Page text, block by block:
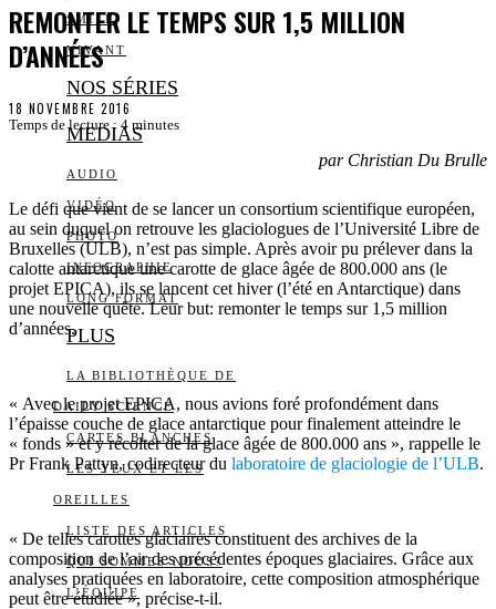
SMILE
VIVANT
NOS SÉRIES
MEDIAS
AUDIO
VIDÉO
PHOTO
INFOGRAPHIE
LONG FORMAT
PLUS
LA BIBLIOTHÈQUE DE
DAILY SCIENCE
CARTES BLANCHES
LES YEUX ET LES
OREILLES
LISTE DES ARTICLES
QUI SOMMES-NOUS?
L’ÉQUIPE
REMONTER LE TEMPS SUR 1,5 MILLION
D’ANNÉES
18 NOVEMBRE 2016
Temps de lecture : 4 minutes
par Christian Du Brulle
Le défi que vient de se lancer un consortium scientifique européen,
au sein duquel on retrouve les glaciologues de l’Université Libre de
Bruxelles (ULB), n’est pas simple. Après avoir pu prélever dans la
calotte antarctique une carotte de glace âgée de 800.000 ans (le
projet EPICA), ils se lancent cet hiver (l’été en Antarctique) dans
une nouvelle quête. Leur but: remonter le temps sur 1,5 million
d’années.
« Avec le projet EPICA, nous avions foré profondément dans
l’épaisse couche de glace antarctique pour finalement atteindre le
« fonds » et y récolter de la glace âgée de 800.000 ans », rappelle le
Pr Frank Pattyn, codirecteur du laboratoire de glaciologie de l’ULB.
« De telles carottes glaciaires constituent des archives de la
composition de l’air des précédentes époques glaciaires. Grâce aux
analyses pratiquées en laboratoire, cette composition atmosphérique
peut être étudiée », précise-t-il.